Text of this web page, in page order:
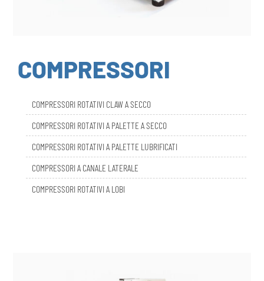
COMPRESSORI
COMPRESSORI ROTATIVI A PALETTE A SECCO
COMPRESSORI ROTATIVI A PALETTE LUBRIFICATI
COMPRESSORI A CANALE LATERALE
COMPRESSORI ROTATIVI A LOBI